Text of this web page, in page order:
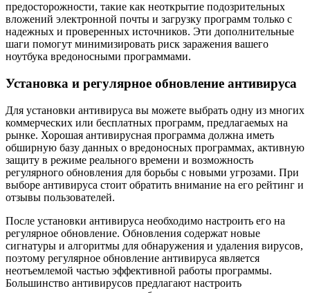
предосторожности, такие как неоткрытие подозрительных
вложений электронной почты и загрузку программ только с
надежных и проверенных источников. Эти дополнительные
шаги помогут минимизировать риск заражения вашего
ноутбука вредоносными программами.
Установка и регулярное обновление антивируса
Для установки антивируса вы можете выбрать одну из многих
коммерческих или бесплатных программ, предлагаемых на
рынке. Хорошая антивирусная программа должна иметь
обширную базу данных о вредоносных программах, активную
защиту в режиме реального времени и возможность
регулярного обновления для борьбы с новыми угрозами. При
выборе антивируса стоит обратить внимание на его рейтинг и
отзывы пользователей.
После установки антивируса необходимо настроить его на
регулярное обновление. Обновления содержат новые
сигнатуры и алгоритмы для обнаружения и удаления вирусов,
поэтому регулярное обновление антивируса является
неотъемлемой частью эффективной работы программы.
Большинство антивирусов предлагают настроить